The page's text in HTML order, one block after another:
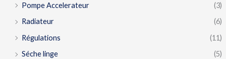
Pompe Accelerateur
(3)
Radiateur
(6)
Régulations
(11)
Séche linge
(5)